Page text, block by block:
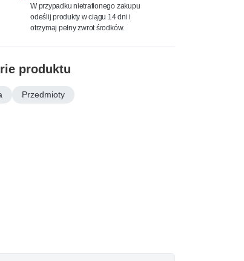
W przypadku nietrafionego zakupu
odeślij produkty w ciągu 14 dni i
otrzymaj pełny zwrot środków.
produktu
Przedmioty